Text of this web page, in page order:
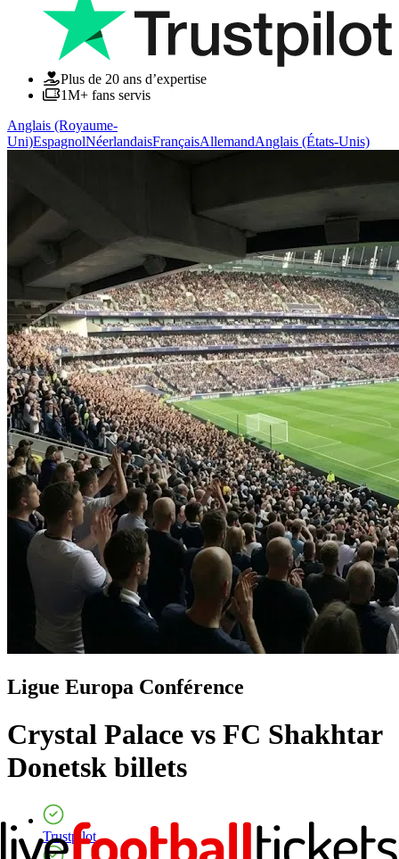
Plus de 20 ans d’expertise
1M+ fans servis
Anglais (Royaume-
Uni)EspagnolNéerlandaisFrançaisAllemandAnglais (États-Unis)
Ligue Europa Conférence
Crystal Palace vs FC Shakhtar
Donetsk billets
Trustpilot